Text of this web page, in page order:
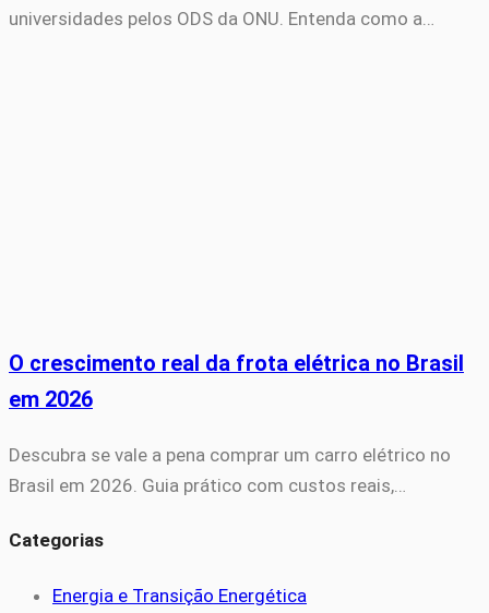
universidades pelos ODS da ONU. Entenda como a…
O crescimento real da frota elétrica no Brasil
em 2026
Descubra se vale a pena comprar um carro elétrico no
Brasil em 2026. Guia prático com custos reais,…
Categorias
Energia e Transição Energética